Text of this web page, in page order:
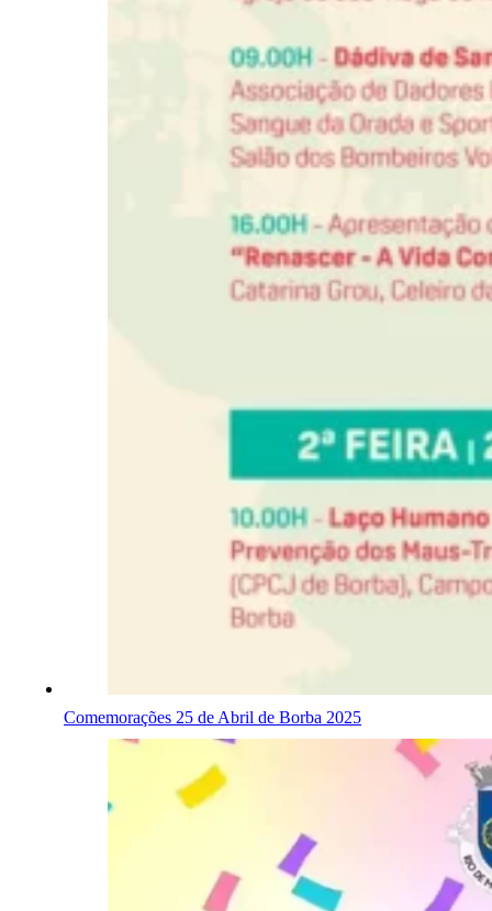
Comemorações 25 de Abril de Borba 2025